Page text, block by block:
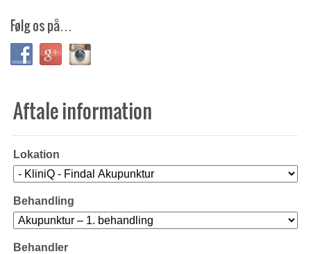
Følg os på…
Aftale information
Lokation
Behandling
Behandler